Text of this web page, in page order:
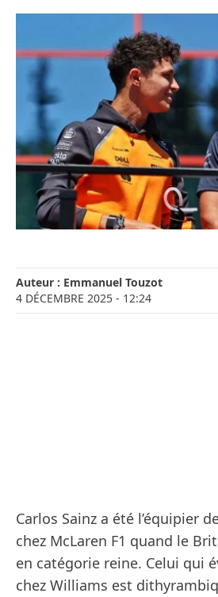
Auteur : Emmanuel Touzot
4 DÉCEMBRE 2025 - 12:24
Carlos Sainz a été l’équipier
chez McLaren F1 quand le
en catégorie reine. Celui qui
chez Williams est